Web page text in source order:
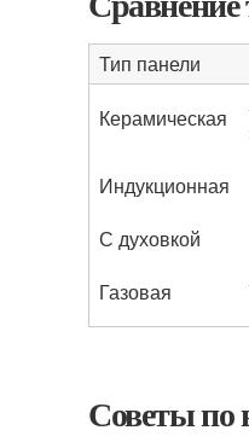
Тип панели
Керамическая
Индукционная
С духовкой
Газовая
Советы по